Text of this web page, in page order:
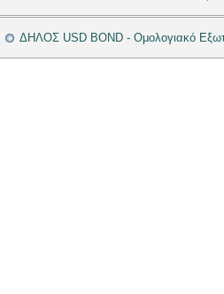
ΔΗΛΟΣ USD BOND - Ομολογιακό